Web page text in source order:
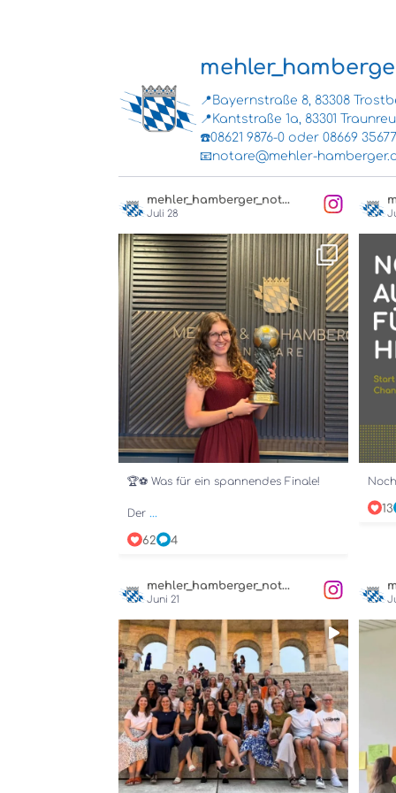
📍Bayernstraße 8, 83308
📍Kantstraße 1a, 83301
☎️08621 9876-0 oder 08669
📧notare@mehler-
mehler_hamberger_notare
Juli 28
🏆⚽ Was für ein spannendes Finale!
Der ...
62 4
13
mehler_hamberger_notare
Juni 21